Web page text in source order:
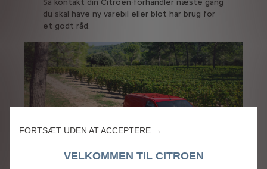
du skal have ny varebil eller blot har brug for
et godt råd.
FORTSÆT UDEN AT ACCEPTERE →
VELKOMMEN TIL CITROEN